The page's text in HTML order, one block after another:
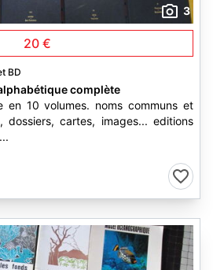
3
20 €
BD
complète
en 10 volumes. noms communs et
dossiers, cartes, images... editions